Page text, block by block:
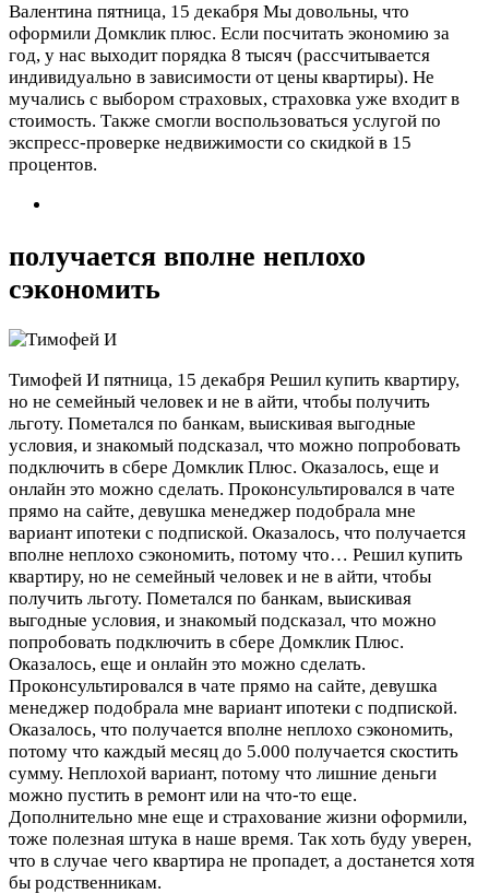
Валентина пятница, 15 декабря Мы довольны, что
оформили Домклик плюс. Если посчитать экономию за
год, у нас выходит порядка 8 тысяч (рассчитывается
индивидуально в зависимости от цены квартиры). Не
мучались с выбором страховых, страховка уже входит в
стоимость. Также смогли воспользоваться услугой по
экспресс-проверке недвижимости со скидкой в 15
процентов.
получается вполне неплохо
сэкономить
Тимофей И пятница, 15 декабря Решил купить квартиру,
но не семейный человек и не в айти, чтобы получить
льготу. Пометался по банкам, выискивая выгодные
условия, и знакомый подсказал, что можно попробовать
подключить в сбере Домклик Плюс. Оказалось, еще и
онлайн это можно сделать. Проконсультировался в чате
прямо на сайте, девушка менеджер подобрала мне
вариант ипотеки с подпиской. Оказалось, что получается
вполне неплохо сэкономить, потому что… Решил купить
квартиру, но не семейный человек и не в айти, чтобы
получить льготу. Пометался по банкам, выискивая
выгодные условия, и знакомый подсказал, что можно
попробовать подключить в сбере Домклик Плюс.
Оказалось, еще и онлайн это можно сделать.
Проконсультировался в чате прямо на сайте, девушка
менеджер подобрала мне вариант ипотеки с подпиской.
Оказалось, что получается вполне неплохо сэкономить,
потому что каждый месяц до 5.000 получается скостить
сумму. Неплохой вариант, потому что лишние деньги
можно пустить в ремонт или на что-то еще.
Дополнительно мне еще и страхование жизни оформили,
тоже полезная штука в наше время. Так хоть буду уверен,
что в случае чего квартира не пропадет, а достанется хотя
бы родственникам.